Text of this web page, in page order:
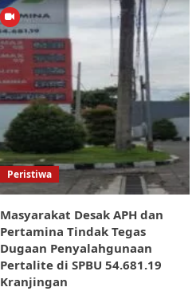
Peristiwa
Masyarakat Desak APH dan
Pertamina Tindak Tegas
Dugaan Penyalahgunaan
Pertalite di SPBU 54.681.19
Kranjingan